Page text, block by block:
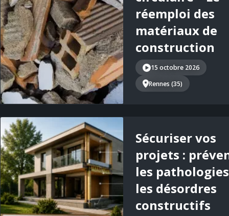
réemploi des
matériaux de
construction
15 octobre 2026
Rennes (35)
Sécuriser vos
projets :
les
les désordres
constructifs